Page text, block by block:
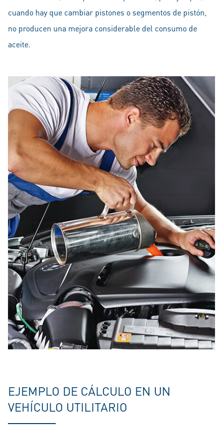
cuando hay que cambiar pistones o segmentos de pistón,
no producen una mejora considerable del consumo de
aceite.
EJEMPLO DE CÁLCULO EN UN
VEHÍCULO UTILITARIO